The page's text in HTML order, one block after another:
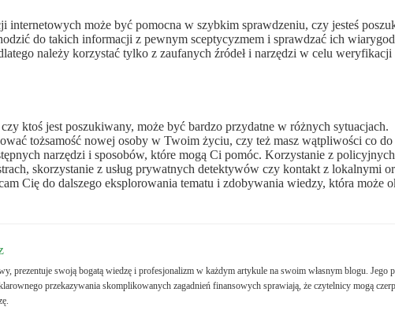
internetowych może być pomocna w szybkim sprawdzeniu, czy jesteś
do takich informacji z pewnym sceptycyzmem i sprawdzać ich
należy korzystać tylko z zaufanych źródeł i narzędzi w celu
ktoś jest poszukiwany, może być bardzo przydatne w różnych sytuacjach.
tożsamość nowej osoby w Twoim życiu, czy też masz wątpliwości co
narzędzi i sposobów, które mogą Ci pomóc. Korzystanie z
skorzystanie z usług prywatnych detektywów czy kontakt z lokalnymi
Cię do dalszego eksplorowania tematu i zdobywania wiedzy, która może
prezentuje swoją bogatą wiedzę i profesjonalizm w każdym artykule na swoim własnym blogu. Jego
przekazywania skomplikowanych zagadnień finansowych sprawiają, że czytelnicy mogą